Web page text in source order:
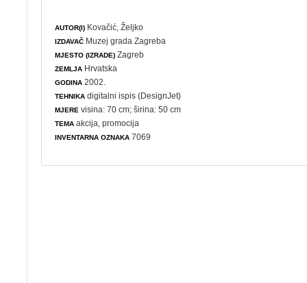
AUTOR(I) Kovačić, Željko
IZDAVAČ Muzej grada Zagreba
MJESTO (IZRADE) Zagreb
ZEMLJA Hrvatska
GODINA 2002.
TEHNIKA digitalni ispis (DesignJet)
MJERE visina: 70 cm; širina: 50 cm
TEMA akcija ,promocija
INVENTARNA OZNAKA 7069